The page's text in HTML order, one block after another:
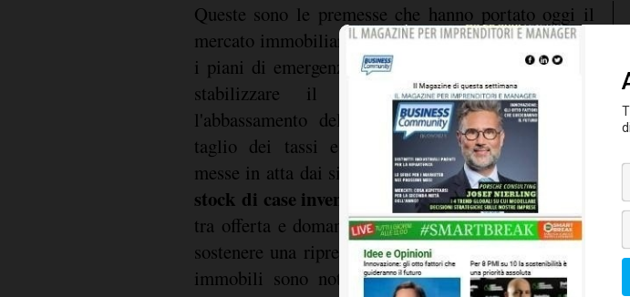
Queste sono le premesse che hanno portato oggi il
mercato immobiliare cinese a impazzire. Nonostante
i piani di emergenza del governo di Pechino volti a
stabilizzare il mercato immobiliare, come
l'abbassamento delle tasse sulla seconda casa, il
taglio dei tassi e l'allentamento delle restrizioni
messe in atta dai singoli distretti comunali cinesi,
stock di case invendute è ancora molto alto
tra offerta e domanda è altissimo e non in grado di
sostenere una ripresa a breve termine. Le vendite di
immobili sono notevolmente diminuite, così come